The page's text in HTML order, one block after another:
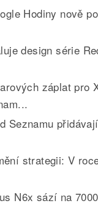
Hodiny nově
design série
záplat pro
Seznamu
strategii: V
N6x sází na